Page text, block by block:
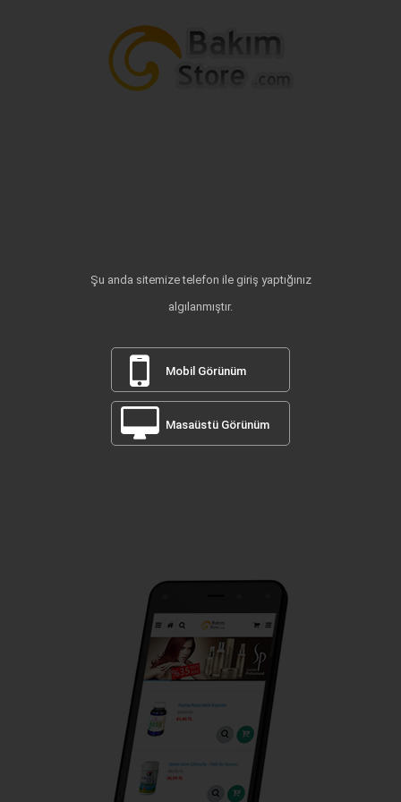
Şu anda sitemize telefon ile giriş yaptığınız
algılanmıştır.
Mobil Görünüm
Masaüstü Görünüm